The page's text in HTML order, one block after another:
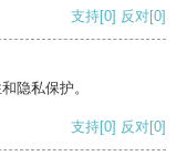
支持[0] 反对[0]
隐私保护。
支持[0] 反对[0]